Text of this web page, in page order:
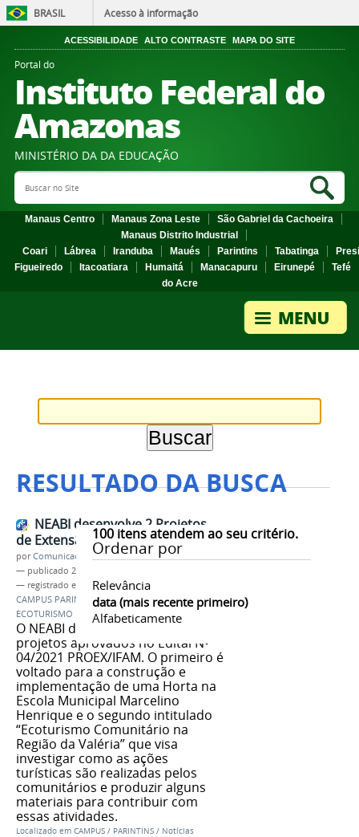
BRASIL Acesso à informação
ACESSIBILIDADE ALTO CONTRASTE MAPA DO SITE
Portal do
Instituto Federal do
Amazonas
MINISTÉRIO DA DA EDUCAÇÃO
Search Site
Manaus Centro Manaus Zona Leste
São Gabriel da Cachoeira
Manaus Distrito Industrial
Coari
Lábrea Iranduba Maués Parintins Tabatinga
Figueiredo
Itacoatiara Humaitá Manacapuru Eirunepé
Tefé
do Acre
RESULTADO DA BUSCA
100itens atendem ao seu critério.
Ordenar por
Relevância
data (mais recente primeiro)
Alfabeticamente
NEABI desenvolve 2 Projetos
de Extensão na Região da Valéria
porComunicação CPR
— publicado 22/11/2021
— registrado em:
EXTENSÃO,NEABI
CAMPUS PARINTINS,VALÉRIA,PROEX,HORTA,
ECOTURISMO
O NEABI do campus teve dois
projetos aprovados no Edital N•
04/2021 PROEX/IFAM. O primeiro é
voltado para a construção e
implementação de uma Horta na
Escola Municipal Marcelino
Henrique e o segundo intitulado
“Ecoturismo Comunitário na
Região da Valéria” que visa
investigar como as ações
turísticas são realizadas pelos
comunitários e produzir alguns
materiais para contribuir com
essas atividades.
Localizado em CAMPUS / PARINTINS / Notícias